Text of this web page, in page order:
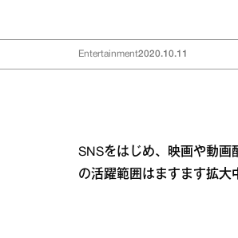
Entertainment2020.10.11
SNSをはじめ、映画や動画
の活躍範囲はますます拡